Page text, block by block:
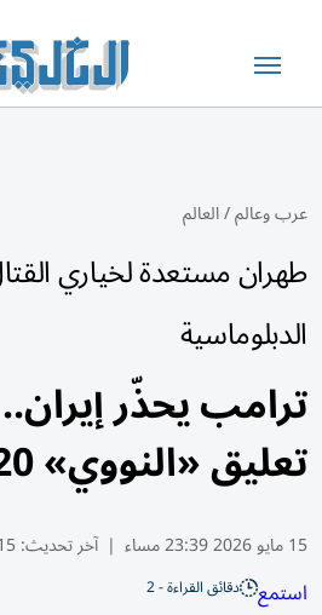
عرب وعالم/العالم
طهران مستعدة لخياري
الدبلوماسية
ترامب يحذّر
تعليق «النووي» 20 عاماً
15 مايو 2026 23:39 مساء | آخر تحديث:15 مايو
استمع دقائق القراءة - 2